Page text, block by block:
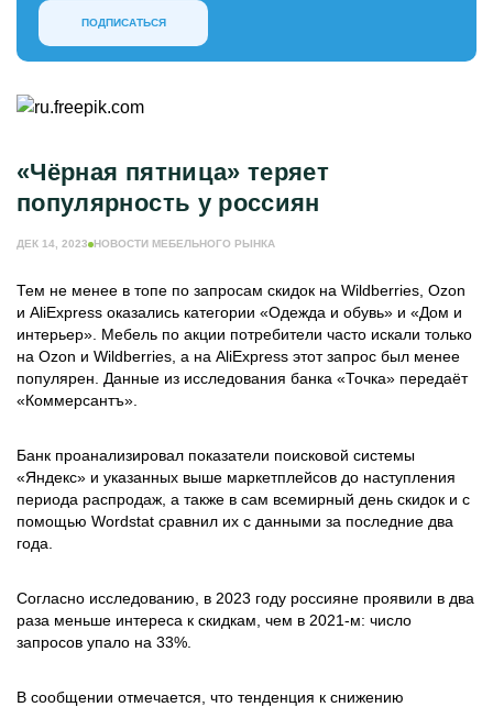
ПОДПИСАТЬСЯ
«Чёрная пятница» теряет
популярность у россиян
ДЕК 14, 2023 НОВОСТИ МЕБЕЛЬНОГО РЫНКА
Тем не менее в топе по запросам скидок на Wildberries, Ozon
и AliExpress оказались категории «Одежда и обувь» и «Дом и
интерьер». Мебель по акции потребители часто искали только
на Ozon и Wildberries, а на AliExpress этот запрос был менее
популярен. Данные из исследования банка «Точка» передаёт
«Коммерсантъ».
Банк проанализировал показатели поисковой системы
«Яндекс» и указанных выше маркетплейсов до наступления
периода распродаж, а также в сам всемирный день скидок и с
помощью Wordstat сравнил их с данными за последние два
года.
Согласно исследованию, в 2023 году россияне проявили в два
раза меньше интереса к скидкам, чем в 2021-м: число
запросов упало на 33%.
В сообщении отмечается, что тенденция к снижению